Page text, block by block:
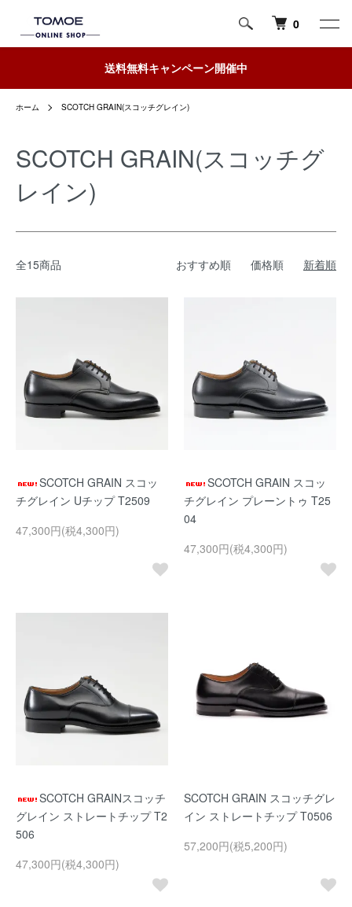
0
送料無料キャンペーン開催中
ホーム SCOTCH GRAIN(スコッチグレイン)
SCOTCH GRAIN(スコッチグ
レイン)
全15商品 おすすめ順 価格順 新着順
SCOTCH GRAIN スコッ
チグレイン Uチップ T2509
47,300円(税4,300円)
SCOTCH GRAIN スコッ
チグレイン プレーントゥ T25
04
47,300円(税4,300円)
SCOTCH GRAINスコッチ
グレイン ストレートチップ T2
506
47,300円(税4,300円)
SCOTCH GRAIN スコッチグレ
イン ストレートチップ T0506
57,200円(税5,200円)